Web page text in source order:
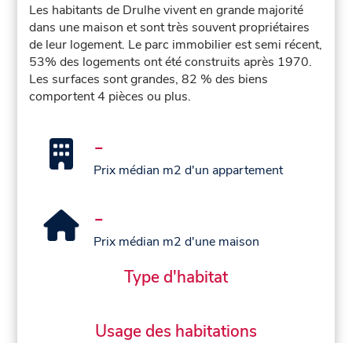
Les habitants de Drulhe vivent en grande majorité
dans une maison et sont très souvent propriétaires
de leur logement. Le parc immobilier est semi récent,
53% des logements ont été construits après 1970.
Les surfaces sont grandes, 82 % des biens
comportent 4 pièces ou plus.
-
Prix médian m2 d'un appartement
-
Prix médian m2 d'une maison
Type d'habitat
Usage des habitations